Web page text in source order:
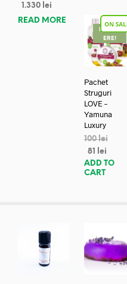
1.330 lei
READ MORE
REDUC
ERE!
Pachet
Struguri
LOVE –
Yamuna
Luxury
100lei
81
lei
ADD TO
CART